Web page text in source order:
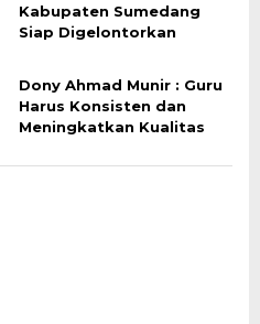
Kabupaten Sumedang
Siap Digelontorkan
Dony Ahmad Munir : Guru
Harus Konsisten dan
Meningkatkan Kualitas